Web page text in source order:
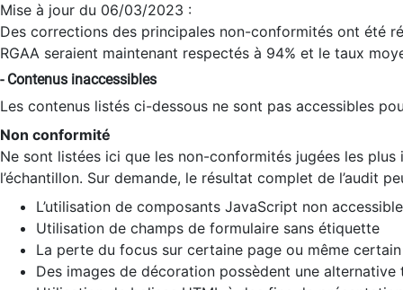
Mise à jour du 06/03/2023 :
Des corrections des principales non-conformités ont été
RGAA seraient maintenant respectés à 94% et le taux
- Contenus inaccessibles
Les contenus listés ci-dessous ne sont pas accessibles
Non conformité
Ne sont listées ici que les non-conformités jugées les
l’échantillon. Sur demande, le résultat complet de l’audit
L’utilisation de composants JavaScript non
Utilisation de champs de formulaire sans étiquette
La perte du focus sur certaine page ou même
Des images de décoration possèdent une alternative